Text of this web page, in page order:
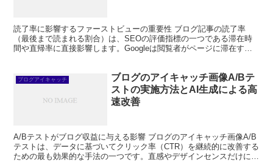
読了率に影響するファーストビューの重要性 ブログ記事の読了率
（最後まで読まれる割合）は、SEOの評価指標の一つである滞在時
間や直帰率に直接影響します。Googleは閲覧者がページに滞在する
ブログアイキャッチ
ブログのアイキャッチ画像A/Bテ
ストの実施方法とAI生成による高
速改善
A/Bテストがブログ収益に与える影響 ブログのアイキャッチ画像A/B
テストは、データに基づいてクリック率（CTR）を継続的に改善する
ための最も効果的な手法の一つです。直感やデザインセンスだけに頼